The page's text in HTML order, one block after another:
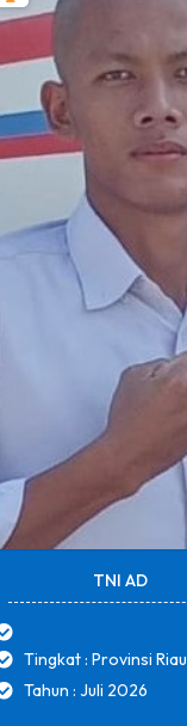
TNI AD
Tingkat : Provinsi Riau
Tahun : Juli 2026